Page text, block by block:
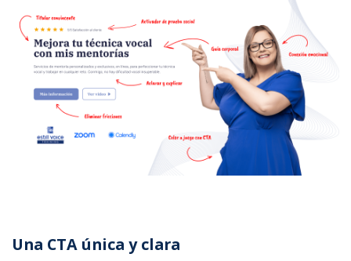
Una CTA única y clara